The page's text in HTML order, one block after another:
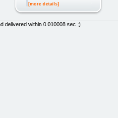
[more details]
delivered within 0.010008 sec ;)